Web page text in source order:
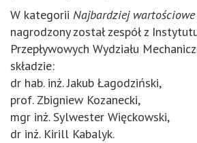
W kategorii Najbardziej
nagrodzony został zespół z
Przepływowych Wydziału
składzie:
dr hab. inż. Jakub Łagodziński,
prof. Zbigniew Kozanecki,
mgr inż. Sylwester Więckowski,
dr inż. Kirill Kabalyk.